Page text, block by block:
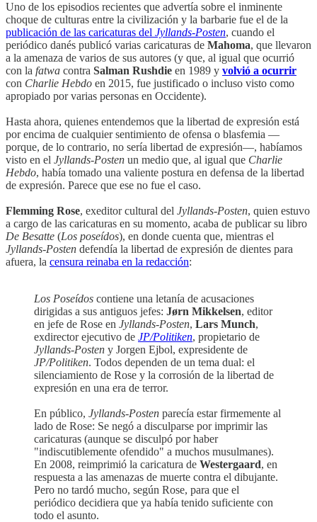
Uno de los episodios recientes que advertía sobre el inminente
choque de culturas entre la civilización y la barbarie fue el de la
publicación de las caricaturas del Jyllands-Posten, cuando el
periódico danés publicó varias caricaturas de Mahoma, que llevaron
a la amenaza de varios de sus autores (y que, al igual que ocurrió
con la fatwa contra Salman Rushdie en 1989 y volvió a ocurrir
con Charlie Hebdo en 2015, fue justificado o incluso visto como
apropiado por varias personas en Occidente).
Hasta ahora, quienes entendemos que la libertad de expresión está
por encima de cualquier sentimiento de ofensa o blasfemia —
porque, de lo contrario, no sería libertad de expresión—, habíamos
visto en el Jyllands-Posten un medio que, al igual que Charlie
Hebdo, había tomado una valiente postura en defensa de la libertad
de expresión. Parece que ese no fue el caso.
Flemming Rose, exeditor cultural del Jyllands-Posten, quien estuvo
a cargo de las caricaturas en su momento, acaba de publicar su libro
De Besatte (Los poseídos), en donde cuenta que, mientras el
Jyllands-Posten defendía la libertad de expresión de dientes para
afuera, la censura reinaba en la redacción:
Los Poseídos contiene una letanía de acusaciones
dirigidas a sus antiguos jefes: Jørn Mikkelsen, editor
en jefe de Rose en Jyllands-Posten, Lars Munch,
exdirector ejecutivo de JP/Politiken, propietario de
Jyllands-Posten y Jorgen Ejbol, expresidente de
JP/Politiken. Todos dependen de un tema dual: el
silenciamiento de Rose y la corrosión de la libertad de
expresión en una era de terror.
En público, Jyllands-Posten parecía estar firmemente al
lado de Rose: Se negó a disculparse por imprimir las
caricaturas (aunque se disculpó por haber
"indiscutiblemente ofendido" a muchos musulmanes).
En 2008, reimprimió la caricatura de Westergaard, en
respuesta a las amenazas de muerte contra el dibujante.
Pero no tardó mucho, según Rose, para que el
periódico decidiera que ya había tenido suficiente con
todo el asunto.